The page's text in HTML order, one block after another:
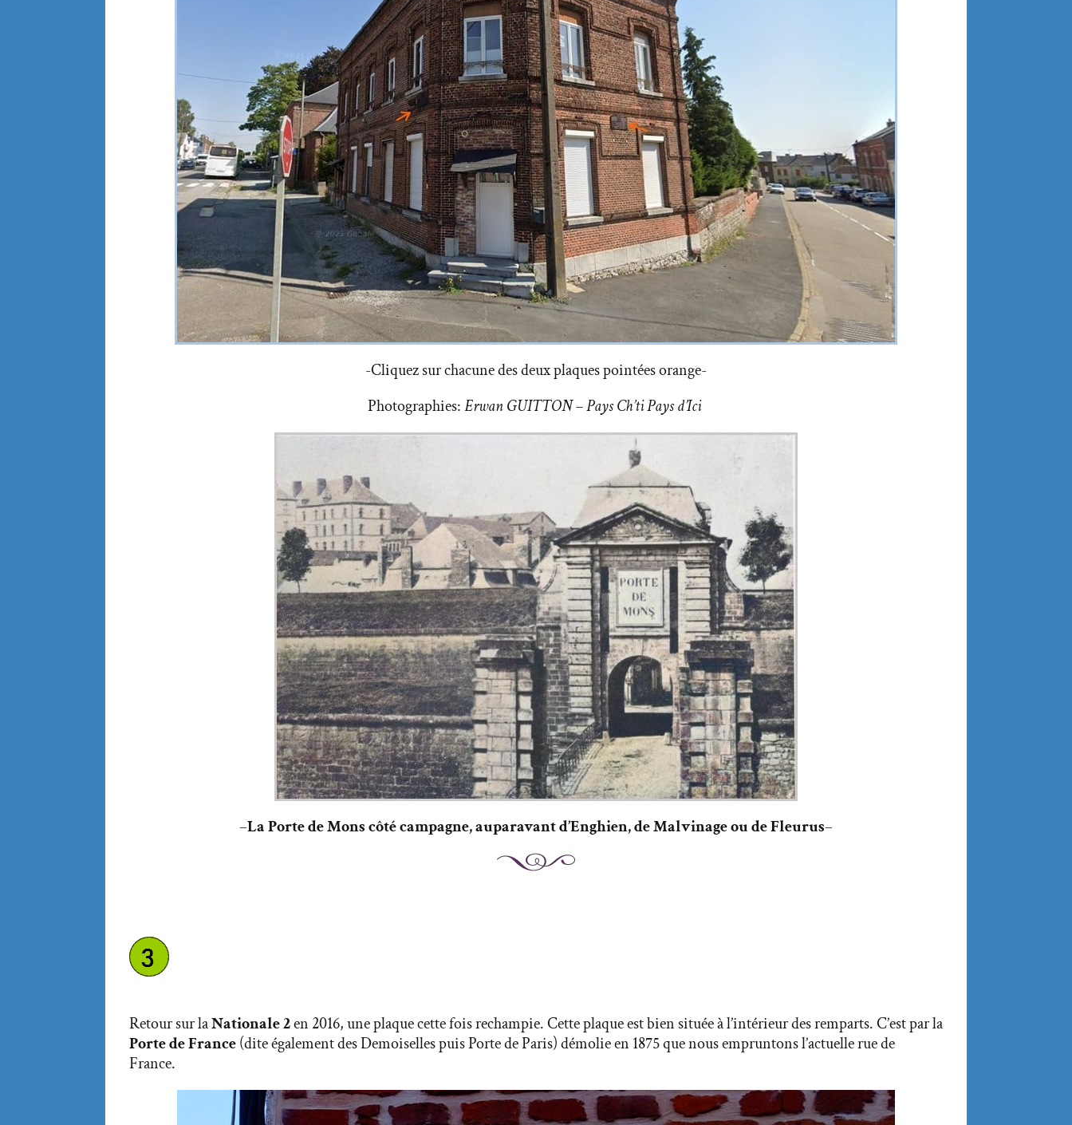
-Cliquez sur chacune des deux plaques pointées orange-
Photographies:Erwan GUITTON – Pays Ch’ti Pays d’Ici
–La Porte de Mons côté campagne, auparavant d’Enghien, de Malvinage ou de Fleurus–
Retour sur laNationale 2en 2016, une plaque cette fois rechampie. Cette plaque est bien située à l’intérieur des remparts. C’est par la
Porte de France(dite également des Demoiselles puis Porte de Paris) démolie en 1875 que nous empruntons l’actuelle rue de
France.